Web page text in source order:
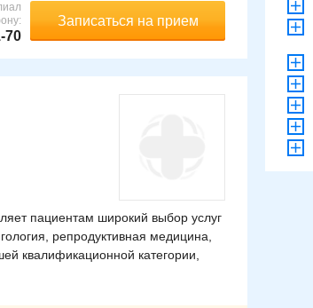
Записаться на прием
70
пациентам широкий выбор услуг
репродуктивная медицина,
квалификационной категории,